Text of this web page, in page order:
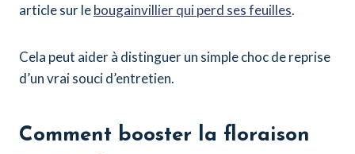
article sur lebougainvillier qui perd ses feuilles.
Cela peut aider à distinguer un simple choc de reprise
d’un vrai souci d’entretien.
Comment booster la floraison